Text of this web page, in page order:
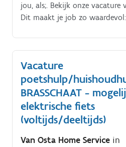
jou, als;. Bekijk onze vacature
Dit maakt je job zo
Vacature
poetshulp/
BRASSCHAAT -
elektrische fiets
(voltijds/deeltijds)
Van Osta Home Service in